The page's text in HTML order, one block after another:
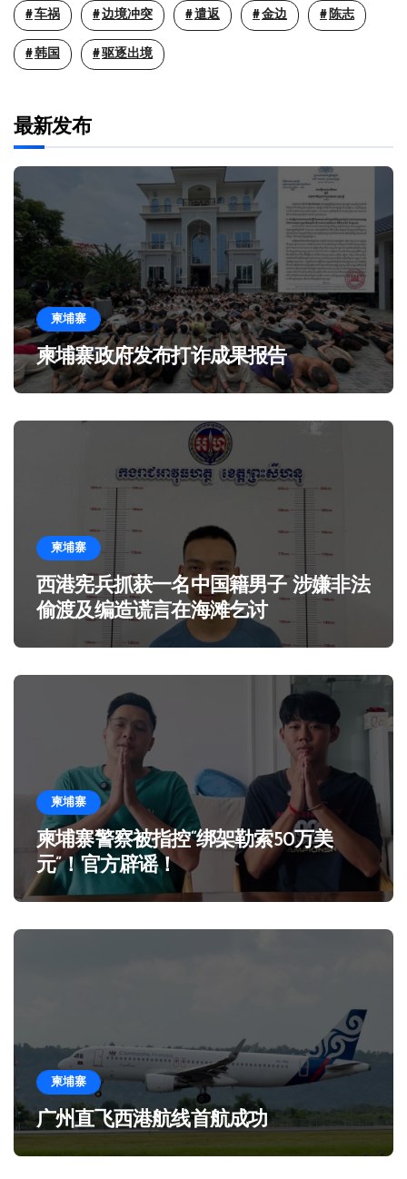
车祸 边境冲突 遣返 金边 陈志
韩国 驱逐出境
最新发布
柬埔寨
柬埔寨政府发布打诈成果报告
柬埔寨
西港宪兵抓获一名中国籍男子 涉嫌非法
偷渡及编造谎言在海滩乞讨
柬埔寨
柬埔寨警察被指控“绑架勒索50万美
元”！官方辟谣！
柬埔寨
广州直飞西港航线首航成功